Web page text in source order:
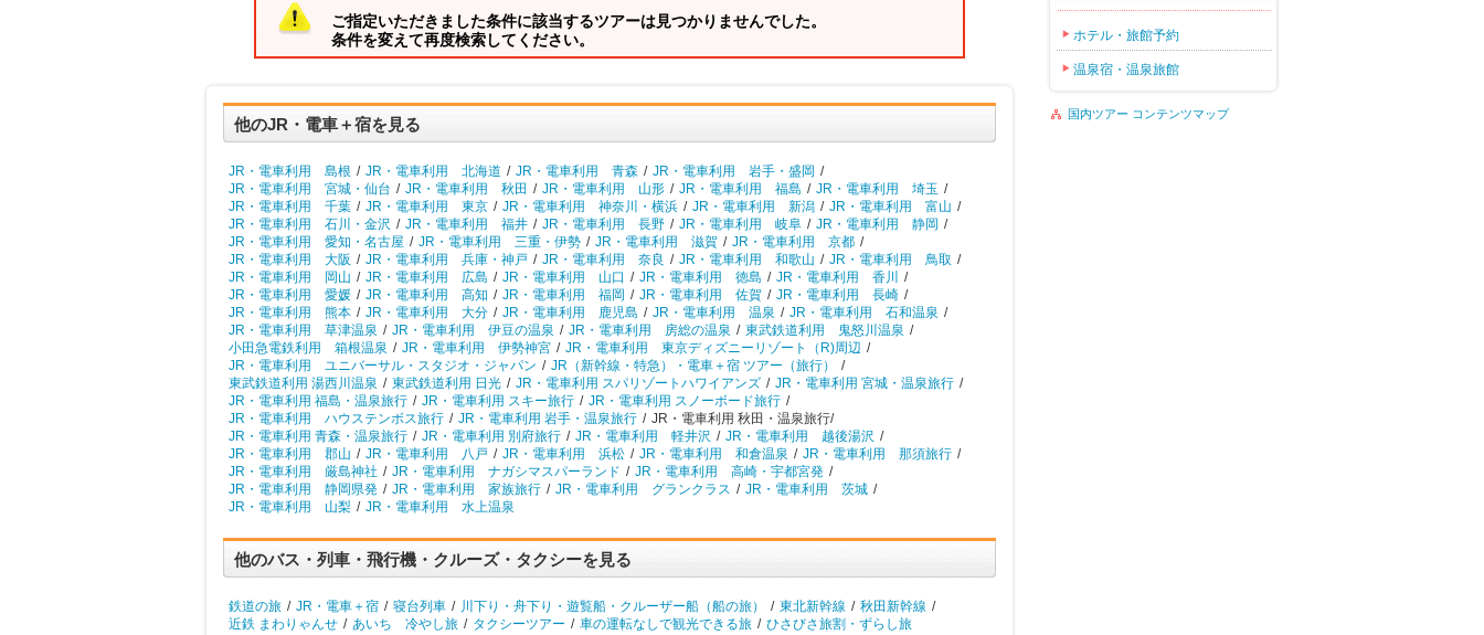
ご指定いただきました条件に該当するツアーは見つかりませんでした。
条件を変えて再度検索してください。
他のJR・電車＋宿を見る
JR・電車利用 島根 / JR・電車利用 北海道 / JR・電車利用 青森 / JR・電車利用 岩手・盛岡 /
JR・電車利用 宮城・仙台 / JR・電車利用 秋田 / JR・電車利用 山形 / JR・電車利用 福島 / JR・電車利用 埼玉 /
JR・電車利用 千葉 / JR・電車利用 東京 / JR・電車利用 神奈川・横浜 / JR・電車利用 新潟 / JR・電車利用 富山 /
JR・電車利用 石川・金沢 / JR・電車利用 福井 / JR・電車利用 長野 / JR・電車利用 岐阜 / JR・電車利用 静岡 /
JR・電車利用 愛知・名古屋 / JR・電車利用 三重・伊勢 / JR・電車利用 滋賀 / JR・電車利用 京都 /
JR・電車利用 大阪 / JR・電車利用 兵庫・神戸 / JR・電車利用 奈良 / JR・電車利用 和歌山 / JR・電車利用 鳥取 /
JR・電車利用 岡山 / JR・電車利用 広島 / JR・電車利用 山口 / JR・電車利用 徳島 / JR・電車利用 香川
/
JR・電車利用 愛媛 / JR・電車利用 高知 / JR・電車利用 福岡 / JR・電車利用 佐賀 / JR・電車利用 長崎 /
JR・電車利用 熊本 / JR・電車利用 大分 / JR・電車利用 鹿児島 / JR・電車利用 温泉 / JR・電車利用 石和温泉 /
JR・電車利用 草津温泉 / JR・電車利用 伊豆の温泉 / JR・電車利用 房総の温泉 / 東武鉄道利用 鬼怒川温泉 /
小田急電鉄利用 箱根温泉 / JR・電車利用 伊勢神宮 / JR・電車利用 東京ディズニーリゾート（R)周辺 /
JR・電車利用 ユニバーサル・スタジオ・ジャパン / JR（新幹線・特急）・電車＋宿 ツアー（旅行）
/
東武鉄道利用 湯西川温泉 / 東武鉄道利用 日光 / JR・電車利用 スパリゾートハワイアンズ / JR・電車利用 宮城・温泉旅行 /
JR・電車利用 福島・温泉旅行 / JR・電車利用 スキー旅行 / JR・電車利用 スノーボード旅行 /
JR・電車利用 ハウステンボス旅行 / JR・電車利用 岩手・温泉旅行 / JR・電車利用 秋田・温泉旅行/
JR・電車利用 青森・温泉旅行 / JR・電車利用 別府旅行 / JR・電車利用 軽井沢 / JR・電車利用 越後湯沢 /
JR・電車利用 郡山 / JR・電車利用 八戸 / JR・電車利用 浜松 / JR・電車利用 和倉温泉 / JR・電車利用 那須旅行 /
JR・電車利用 厳島神社 / JR・電車利用 ナガシマスパーランド / JR・電車利用 高崎・宇都宮発 /
JR・電車利用 静岡県発 / JR・電車利用 家族旅行 / JR・電車利用 グランクラス / JR・電車利用 茨城 /
JR・電車利用 山梨 / JR・電車利用 水上温泉
他のバス・列車・飛行機・クルーズ・タクシーを見る
鉄道の旅 / JR・電車＋宿 / 寝台列車 / 川下り・舟下り・遊覧船・クルーザー船（船の旅） / 東北新幹線 / 秋田新幹線 /
近鉄 まわりゃんせ / あいち 冷やし旅 / タクシーツアー / 車の運転なしで観光できる旅 / ひさびさ旅割・ずらし旅
ホテル・旅館予約
温泉宿・温泉旅館
国内ツアー コンテンツマップ